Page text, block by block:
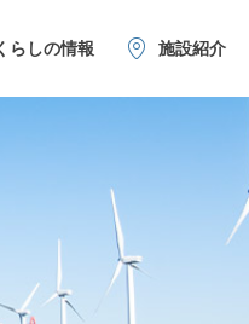
らしの情報 施設紹介